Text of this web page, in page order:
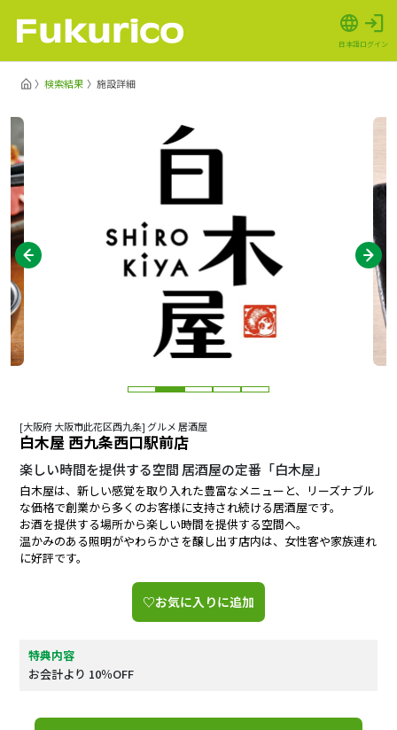
日本語ログイン
検索結果 施設詳細
[大阪府 大阪市此花区西九条] グルメ 居酒屋
白木屋 西九条西口駅前店
楽しい時間を提供する空間 居酒屋の定番「白木屋」
白木屋は、新しい感覚を取り入れた豊富なメニューと、リーズナブル
な価格で創業から多くのお客様に支持され続ける居酒屋です。
お酒を提供する場所から楽しい時間を提供する空間へ。
温かみのある照明がやわらかさを醸し出す店内は、女性客や家族連れ
に好評です。
♡お気に入りに追加
特典内容
お会計より 10％OFF